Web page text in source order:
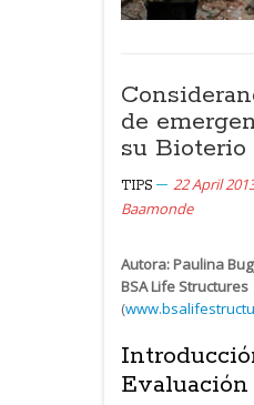
de
su Bioterio
TIPS 22 April
Baamonde
Autora: Paulina
BSA Life Structures
(